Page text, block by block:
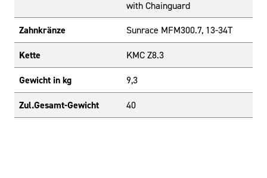
with Chainguard
Zahnkränze Sunrace MFM300.7, 13-34T
Kette KMC Z8.3
Gewicht in kg 9,3
Zul.Gesamt-Gewicht 40